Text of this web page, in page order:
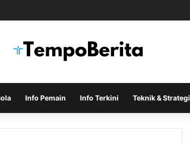
untuk Infantino Usai Rapat Krisis di Maroko
Info Pemain Info Terkini Teknik & Strategi